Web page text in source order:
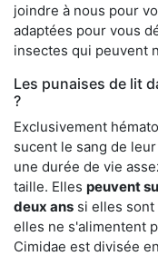
joindre à nous pour
adaptées pour vous
insectes qui peuvent
Les punaises de lit
?
Exclusivement
sucent le sang de
une durée de vie
taille. Elles peuvent
deux ans si elles
elles ne s'alimentent
Cimidae est divisée